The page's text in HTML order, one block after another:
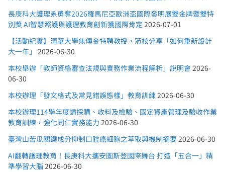
長庚科大護理系勇奪2026羅馬尼亞歐洲盃國際發明展雙金牌暨雙特
別獎 AI智慧照護與護理教育創新獲國際肯定 2026-07-01
【活動紀實】清華大學焦傳金特聘教授，蒞校分享「如何重新設計
大一年」 2026-06-30
本校舉辦「教師資格審查法規與實務作業流程解析」說明會2026-
06-30
本校辦理「發文格式及常見錯誤態樣」教育訓練2026-06-30
本校辦理114學年度請採購、收料及檢驗、固定資產管理及驗收作業
教育訓練，強化同仁實務能力 2026-06-30
臺灣山苦瓜關鍵成分抑制口腔癌細胞之萃取與機制摘要2026-06-30
AI翻轉護理教育！長庚科大攜安圖斯登國際舞台 打造「五合一」精
準學習大腦 2026-06-30